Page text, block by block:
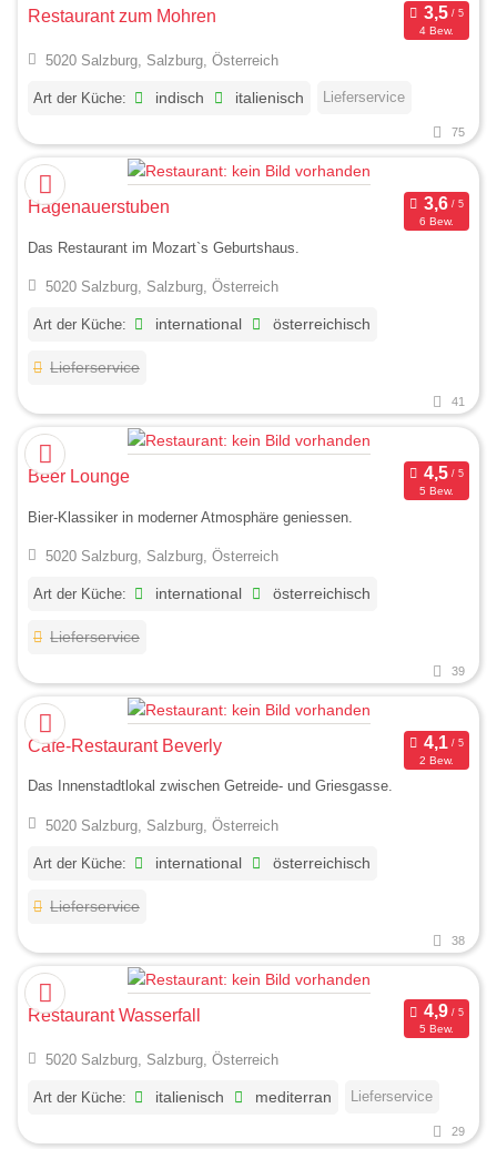
Restaurant zum Mohren
4 Bew.
5020 Salzburg, Salzburg, Österreich
Art der Küche: indisch italienisch Lieferservice
75
Hagenauerstuben
6 Bew.
Das Restaurant im Mozart`s Geburtshaus.
5020 Salzburg, Salzburg, Österreich
Art der Küche: international österreichisch
Lieferservice
41
Beer Lounge
5 Bew.
Bier-Klassiker in moderner Atmosphäre geniessen.
5020 Salzburg, Salzburg, Österreich
Art der Küche: international österreichisch
Lieferservice
39
Cafe-Restaurant Beverly
2 Bew.
Das Innenstadtlokal zwischen Getreide- und Griesgasse.
5020 Salzburg, Salzburg, Österreich
Art der Küche: international österreichisch
Lieferservice
38
Restaurant Wasserfall
5 Bew.
5020 Salzburg, Salzburg, Österreich
Art der Küche: italienisch mediterran Lieferservice
29